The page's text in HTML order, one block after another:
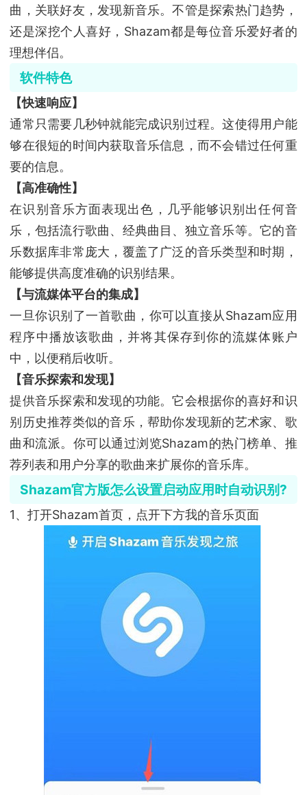
曲，关联好友，发现新音乐。不管是探索热门趋势，
还是深挖个人喜好，Shazam都是每位音乐爱好者的
理想伴侣。
软件特色
【快速响应】
通常只需要几秒钟就能完成识别过程。这使得用户能
够在很短的时间内获取音乐信息，而不会错过任何重
要的信息。
【高准确性】
在识别音乐方面表现出色，几乎能够识别出任何音
乐，包括流行歌曲、经典曲目、独立音乐等。它的音
乐数据库非常庞大，覆盖了广泛的音乐类型和时期，
能够提供高度准确的识别结果。
【与流媒体平台的集成】
一旦你识别了一首歌曲，你可以直接从Shazam应用
程序中播放该歌曲，并将其保存到你的流媒体账户
中，以便稍后收听。
【音乐探索和发现】
提供音乐探索和发现的功能。它会根据你的喜好和识
别历史推荐类似的音乐，帮助你发现新的艺术家、歌
曲和流派。你可以通过浏览Shazam的热门榜单、推
荐列表和用户分享的歌曲来扩展你的音乐库。
Shazam官方版怎么设置启动应用时自动识别?
1、打开Shazam首页，点开下方我的音乐页面